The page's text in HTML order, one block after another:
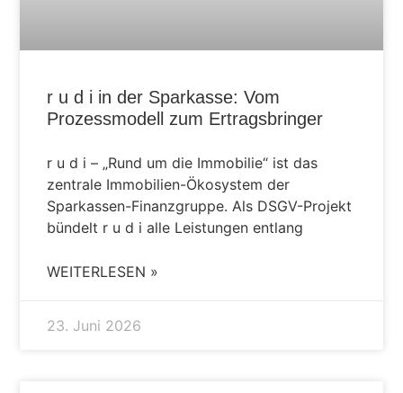
r u d i in der Sparkasse: Vom
Prozessmodell zum Ertragsbringer
r u d i – „Rund um die Immobilie“ ist das
zentrale Immobilien-Ökosystem der
Sparkassen-Finanzgruppe. Als DSGV-Projekt
bündelt r u d i alle Leistungen entlang
WEITERLESEN »
23. Juni 2026